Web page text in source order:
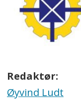
Redaktør:
Øyvind Ludt